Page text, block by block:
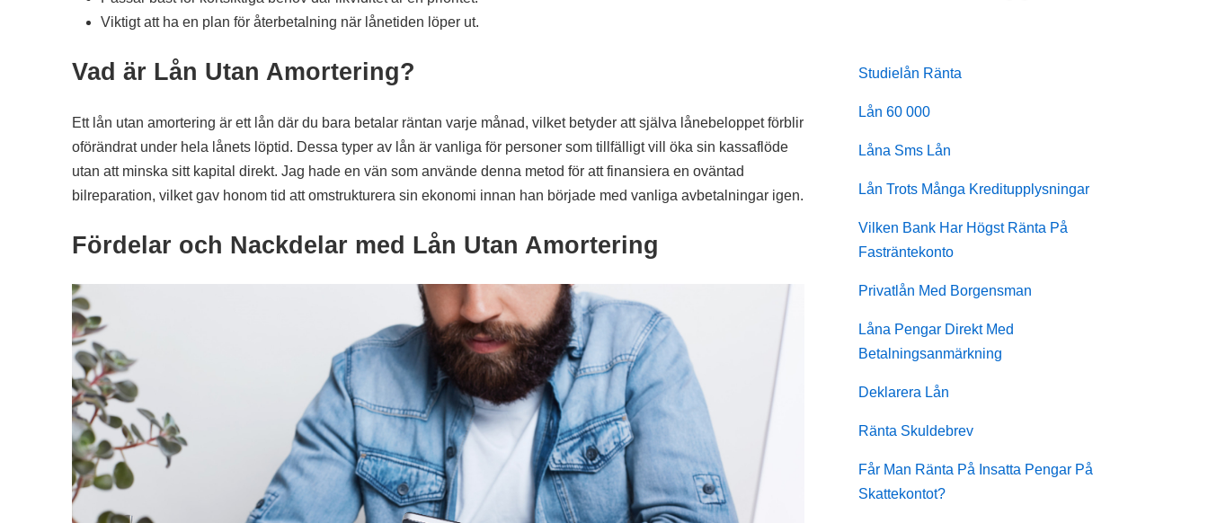
Viktigt att ha en plan för återbetalning när lånetiden löper ut.
Vad är Lån Utan Amortering?
Ett lån utan amortering är ett lån där du bara betalar räntan varje månad, vilket betyder att själva lånebeloppet förblir
oförändrat under hela lånets löptid. Dessa typer av lån är vanliga för personer som tillfälligt vill öka sin kassaflöde
utan att minska sitt kapital direkt. Jag hade en vän som använde denna metod för att finansiera en oväntad
bilreparation, vilket gav honom tid att omstrukturera sin ekonomi innan han började med vanliga avbetalningar igen.
Fördelar och Nackdelar med Lån Utan Amortering
Studielån Ränta
Lån 60 000
Låna Sms Lån
Lån Trots Många Kreditupplysningar
Vilken Bank Har Högst Ränta På
Fasträntekonto
Privatlån Med Borgensman
Låna Pengar Direkt Med
Betalningsanmärkning
Deklarera Lån
Ränta Skuldebrev
Får Man Ränta På Insatta Pengar På
Skattekontot?